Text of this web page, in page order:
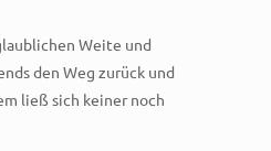
Weite und
den Weg zurück und
ließ sich keiner noch